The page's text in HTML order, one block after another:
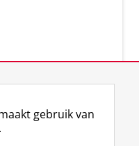
gebruik van